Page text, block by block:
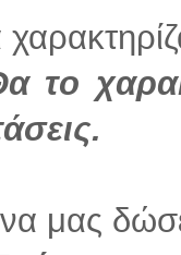
το
μας